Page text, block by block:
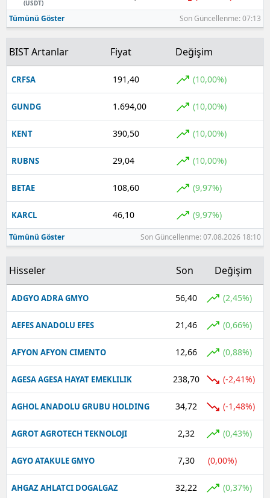
(USDT)
Tümünü Göster Son Güncellenme: 07:13
BIST Artanlar Fiyat Değişim
CRFSA 191,40 (10,00%)
GUNDG 1.694,00 (10,00%)
KENT 390,50 (10,00%)
RUBNS 29,04 (10,00%)
BETAE 108,60 (9,97%)
KARCL 46,10 (9,97%)
Tümünü Göster Son Güncellenme: 07.08.2026 18:10
Hisseler Son Değişim
ADGYO ADRA GMYO 56,40 (2,45%)
AEFES ANADOLU EFES 21,46 (0,66%)
AFYON AFYON CIMENTO 12,66 (0,88%)
AGESA AGESA HAYAT EMEKLILIK 238,70 (-2,41%)
AGHOL ANADOLU GRUBU HOLDING 34,72 (-1,48%)
AGROT AGROTECH TEKNOLOJI 2,32 (0,43%)
AGYO ATAKULE GMYO 7,30 (0,00%)
AHGAZ AHLATCI DOGALGAZ 32,22 (0,37%)